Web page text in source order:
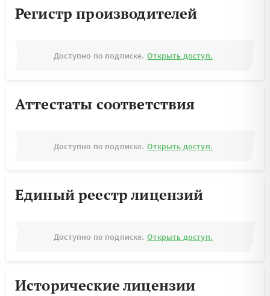
Регистр производителей
Доступно по подписке. Открыть доступ.
Аттестаты соответствия
Доступно по подписке. Открыть доступ.
Единый реестр лицензий
Доступно по подписке. Открыть доступ.
Исторические лицензии